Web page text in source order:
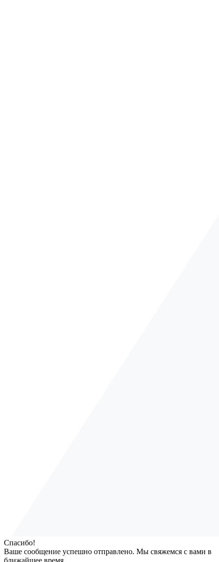
Спасибо!
Ваше сообщение успешно отправлено. Мы свяжемся с вами в
ближайшее время.